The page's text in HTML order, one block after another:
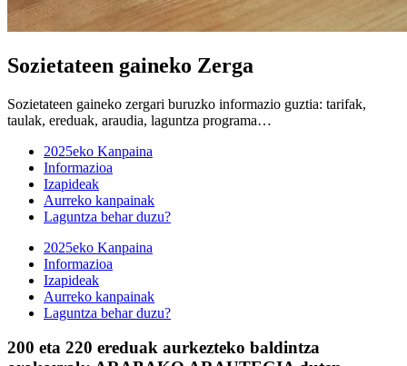
Sozietateen gaineko Zerga
Sozietateen gaineko zergari buruzko informazio guztia: tarifak,
taulak, ereduak, araudia, laguntza programa…
2025eko Kanpaina
Informazioa
Izapideak
Aurreko kanpainak
Laguntza behar duzu?
2025eko Kanpaina
Informazioa
Izapideak
Aurreko kanpainak
Laguntza behar duzu?
200 eta 220 ereduak aurkezteko baldintza